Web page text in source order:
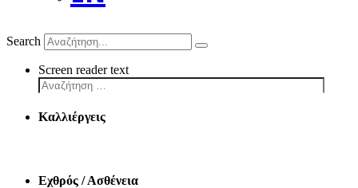
Search
Screen reader text
Καλλιέργεις
Εχθρός / Ασθένεια